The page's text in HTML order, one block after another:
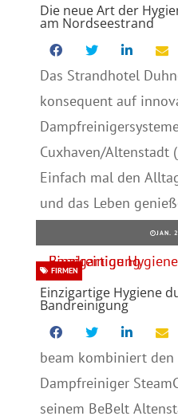
Die neue Art der
am Nordseestrand
Das Strandhotel
konsequent auf
Cuxhaven/Altenstadt
Einfach mal den
und das Leben
JAN.
Einzigartige Hygiene
Bandreinigung
FIRMEN
beam kombiniert den
Dampfreiniger
seinem BeBelt